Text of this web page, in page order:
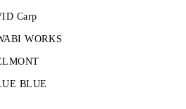
Carp
WORKS
BLUE